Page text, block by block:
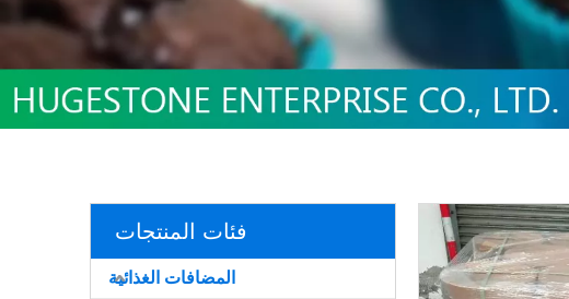
فئات المنتجات
المضافات الغذائية